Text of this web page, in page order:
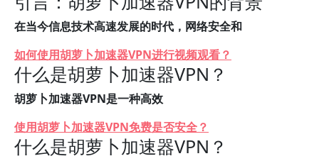
在当今信息技术高速发展的时代，网络安全和
如何使用胡萝卜加速器VPN进行视频观看？
什么是胡萝卜加速器VPN？
胡萝卜加速器VPN是一种高效
使用胡萝卜加速器VPN免费是否安全？
什么是胡萝卜加速器VPN？